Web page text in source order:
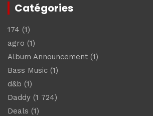
Catégories
174 (1)
agro (1)
Album Announcement (1)
Bass Music (1)
d&b (1)
Daddy (1 724)
Deals (1)